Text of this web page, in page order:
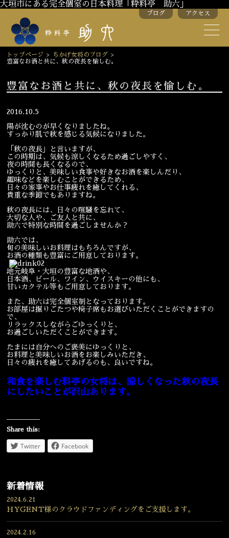
大垣市にある完全個室の日本料理「粋料亭 助六」
ブログ アクセス
トップページ > ちかげ女将のブログ >
豊富なお酒と共に、秋の夜長を愉しむ。
豊富なお酒と共に、秋の夜長を愉しむ。
2016.10.5
陽が沈むのが早くなりましたね。
すっかり肌で秋を感じる気候になりました。
「秋の夜長」と言いますが、
この時期は、気候も涼しくなるため過ごしやすく、
夜の時間も長くなるので、
ゆっくりと、美味しい食事や好きなお酒を楽しんだり、
趣味などを楽しむことができるため、
日々の家事やお仕事疲れを癒してくれる、
貴重な季節でもありますね。
秋の夜長には、日々の喧騒を忘れて、
大切な人や、ご友人と共に、
助六で特別な時間を過ごしませんか？
助六では、
旬の美味しいお料理はもちろんですが、
お酒の種類も豊富にご用意しております。
地元岐阜・大垣の豊富な地酒や、
日本酒、ビール、ワイン、ウイスキーの他にも、
甘いカクテル等もご用意しております。
また、助六は完全個室制となっております。
お部屋は掘りごたつや椅子席もお選びいただくことができますの
で、
リラックスしながらごゆっくりと、
お過ごしいただくことができます。
たまには自分へのご褒美にゆっくりと、
お料理と美味しいお酒をお楽しみいただき、
日々の疲れを癒してあげるのも、良いですね。
和食を楽しむ料亭の女将は、涼しくなった秋の夜長
にしたいことが沢山あります。
Share this:
Twitter Facebook
新着情報
2024.6.21
HYGENT様のクラウドファンディングをご支援します。
2024.2.16
スタッフ紹介
お部屋のご紹介 会議・舞台のご利用
結婚式・披露宴
ご接待 法要
慶事 お顔合わせ
宴会 ウェディング